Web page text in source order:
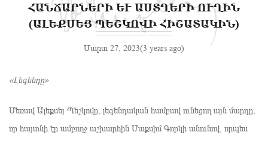
ՀԱՆՃԱՐՆԵՐԻ ԵՒ ԱՍՏՂԵՐԻ ՈՒՂԻՆ (
ԱԼԵՔՍԵՅ ՊԵՇԿՈՎԻ ՀԻՇԱՏԱԿԻՆ)
Մարտ 27, 2023(3 years ago)
«Լեգենդը»
Մեռավ Ալեքսեյ Պեշկովը, լեգենդական համբավ ունեցող այն մարդը,
որ հայտնի էր ամբողջ աշխարհին Մաքսիմ Գորկի անունով, որպես